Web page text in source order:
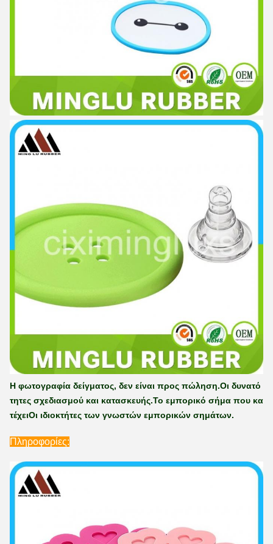
Η φωτογραφία δείγματος, δεν είναι προς πώληση.Οι δυνατό
τητες σχεδιασμού και κατασκευής.Το εμπορικό σήμα που κα
τέχειΟι ιδιοκτήτες των γνωστών εμπορικών σημάτων.
Πληροφορίες: